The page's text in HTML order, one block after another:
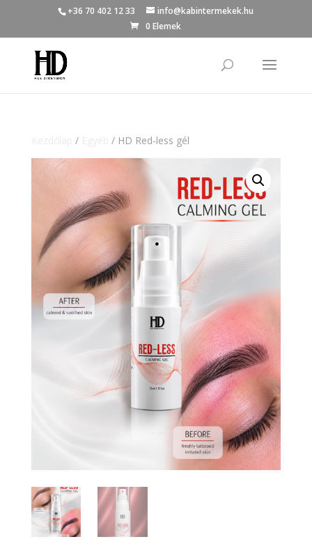
+36 70 402 12 33
info@kabintermekek.hu
0 Elemek
/ / HD Red-less gél